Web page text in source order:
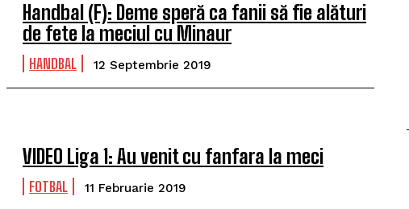
Handbal (F): Deme speră ca fanii să fie alături
de fete la meciul cu Minaur
HANDBAL 12 Septembrie 2019
VIDEO Liga 1: Au venit cu fanfara la meci
FOTBAL 11 Februarie 2019